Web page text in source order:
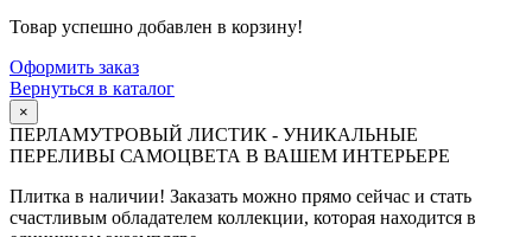
Товар успешно добавлен в корзину!
Оформить заказ
Вернуться в каталог
×
ПЕРЛАМУТРОВЫЙ ЛИСТИК - УНИКАЛЬНЫЕ
ПЕРЕЛИВЫ САМОЦВЕТА В ВАШЕМ ИНТЕРЬЕРЕ
Плитка в наличии! Заказать можно прямо сейчас и стать
счастливым обладателем коллекции, которая находится в